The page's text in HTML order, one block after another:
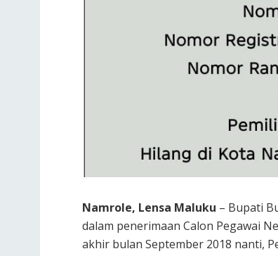
Namrole, Lensa Maluku – Bupati
dalam penerimaan Calon Pegawai
akhir bulan September 2018 nanti,